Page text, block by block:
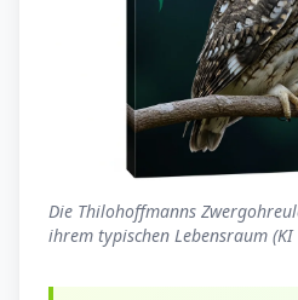
Die Thilohoffmanns
ihrem typischen Lebensraum